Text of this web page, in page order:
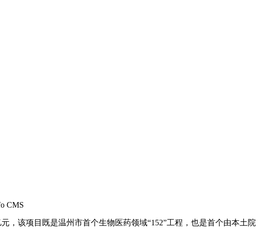
，该项目既是温州市首个生物医药领域“152”工程，也是首个由本土院